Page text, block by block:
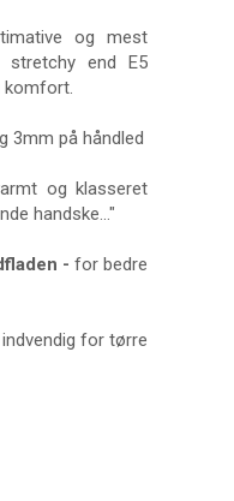
og mest
stretchy end E5
komfort.
3mm på håndled
og klasseret
handske..."
-for bedre
for tørre